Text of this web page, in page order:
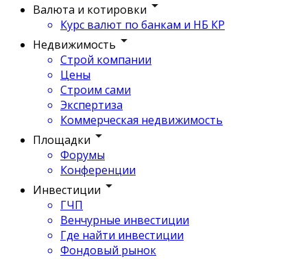
Валюта и котировки
Курс валют по банкам и НБ КР
Недвижимость
Строй компании
Цены
Строим сами
Экспертиза
Коммерческая недвижимость
Площадки
Форумы
Конференции
Инвестиции
ГЧП
Венчурные инвестиции
Где найти инвестиции
Фондовый рынок